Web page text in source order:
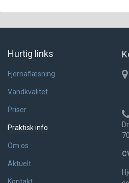
Hurtig links
Fjernaflæsning
Vandkvalitet
Priser
Praktisk info
Om os
Aktuelt